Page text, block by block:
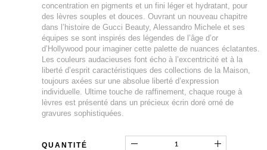
concentration en pigments et un fini léger et hydratant, pour
des lèvres souples et douces. Ouvrant un nouveau chapitre
dans l’histoire de Gucci Beauty, Alessandro Michele et ses
équipes se sont inspirés des légendes de l’âge d’or
d’Hollywood pour imaginer cette palette de nuances éclatantes.
Les couleurs audacieuses font écho à l’excentricité et à la
liberté d’esprit caractéristiques des collections de la Maison,
toujours axées sur une absolue liberté d’expression
individuelle. Ultime touche de raffinement, chaque rouge à
lèvres est présenté dans un précieux écrin doré orné de
gravures sophistiquées.
QUANTITÉ